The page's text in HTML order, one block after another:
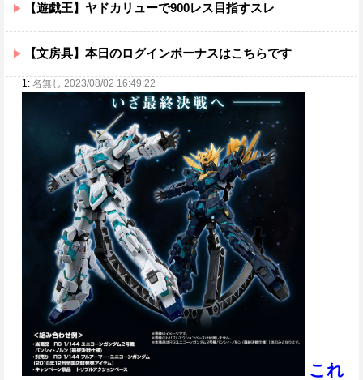
【遊戯王】ヤドカリューで900レス目指すスレ
【文房具】本日のログインボーナスはこちらです
1: 名無し 2023/08/02 16:49:22
これ